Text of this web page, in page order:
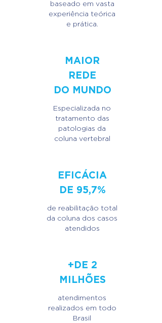
baseado em vasta
experiência teórica
e prática.
MAIOR
REDE
DO MUNDO
Especializada no
tratamento das
patologias da
coluna vertebral
EFICÁCIA
DE 95,7%
de reabilitação total
da coluna dos casos
atendidos
+DE 2
MILHÕES
atendimentos
realizados em todo
Brasil